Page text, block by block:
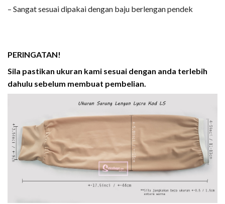
– Sangat sesuai dipakai dengan baju berlengan pendek
PERINGATAN!
Sila pastikan ukuran kami sesuai dengan anda terlebih
dahulu sebelum membuat pembelian.